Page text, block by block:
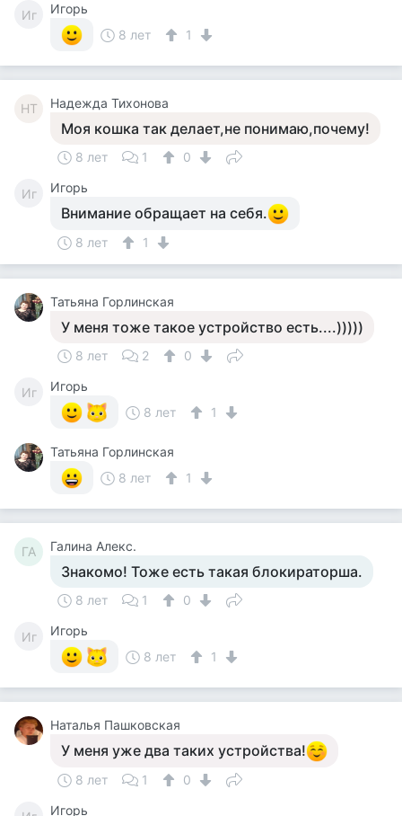
Иг
Игорь
8 лет
1
НТ Надежда Тихонова
Моя кошка так делает,не понимаю,почему!
8 лет 1 0
Иг Игорь
Внимание обращает на себя.
8 лет 1
Татьяна Горлинская
У меня тоже такое устройство есть....)))))
8 лет 2 0
Иг
Игорь
8 лет
1
Татьяна Горлинская
8 лет
1
ГА Галина Алекс.
Знакомо! Тоже есть такая блокираторша.
8 лет 1 0
Иг
Игорь
8 лет
1
Наталья Пашковская
У меня уже два таких устройства!
8 лет 1 0
Игорь